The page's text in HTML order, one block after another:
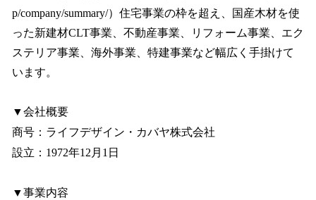
p/company/summary/）住宅事業の枠を超え、国産木材を使
った新建材CLT事業、不動産事業、リフォーム事業、エク
ステリア事業、海外事業、特建事業など幅広く手掛けて
います。
▼会社概要
商号：ライフデザイン・カバヤ株式会社
設立：1972年12月1日
▼事業内容